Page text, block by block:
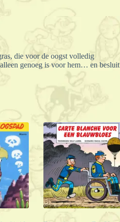
die voor de oogst volledig
genoeg is voor hem… en besluit